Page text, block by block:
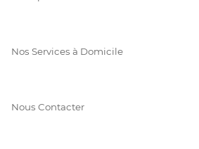
Nos Services à Domicile
Nous Contacter